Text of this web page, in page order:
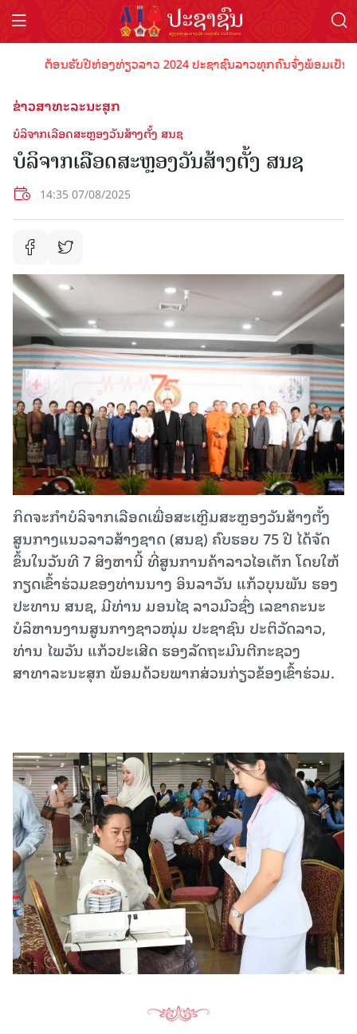
ຕ້ອນຮັບປີທ່ອງທ່ຽວລາວ 2024 ປະຊາຊົນລາວທຸກຄົນຈົ່ງພ້ອມເປັນເຈົ້
ຂ່າວສາທະລະນະສຸກ
ບໍລິຈາກເລືອດສະຫຼອງວັນສ້າງຕັ້ງ ສນຊ
ບໍລິຈາກເລືອດສະຫຼອງວັນສ້າງຕັ້ງ ສນຊ
14:35 07/08/2025
ກິດຈະກຳບໍລິຈາກເລືອດເພື່ອສະເຫຼີມສະຫຼອງວັນສ້າງຕັ້ງ
ສູນກາງແນວລາວສ້າງຊາດ (ສນຊ) ຄົບຮອບ 75 ປີ ໄດ້ຈັດ
ຂຶ້ນໃນວັນທີ 7 ສິງຫານີ້ ທີ່ສູນການຄ້າລາວໄອເຕັກ ໂດຍໃຫ້
ກຽດເຂົ້າຮ່ວມຂອງທ່ານນາງ ອິນລາວັນ ແກ້ວບຸນພັນ ຮອງ
ປະທານ ສນຊ, ມີທ່ານ ມອນໄຊ ລາວມົວຊົ່ງ ເລຂາຄະນະ
ບໍລິຫານງານສູນກາງຊາວໜຸ່ມ ປະຊາຊົນ ປະຕິວັດລາວ,
ທ່ານ ໄພວັນ ແກ້ວປະເສີດ ຮອງລັດຖະມົນຕີກະຊວງ
ສາທາລະນະສຸກ ພ້ອມດ້ວຍພາກສ່ວນກ່ຽວຂ້ອງເຂົ້າຮ່ວມ.